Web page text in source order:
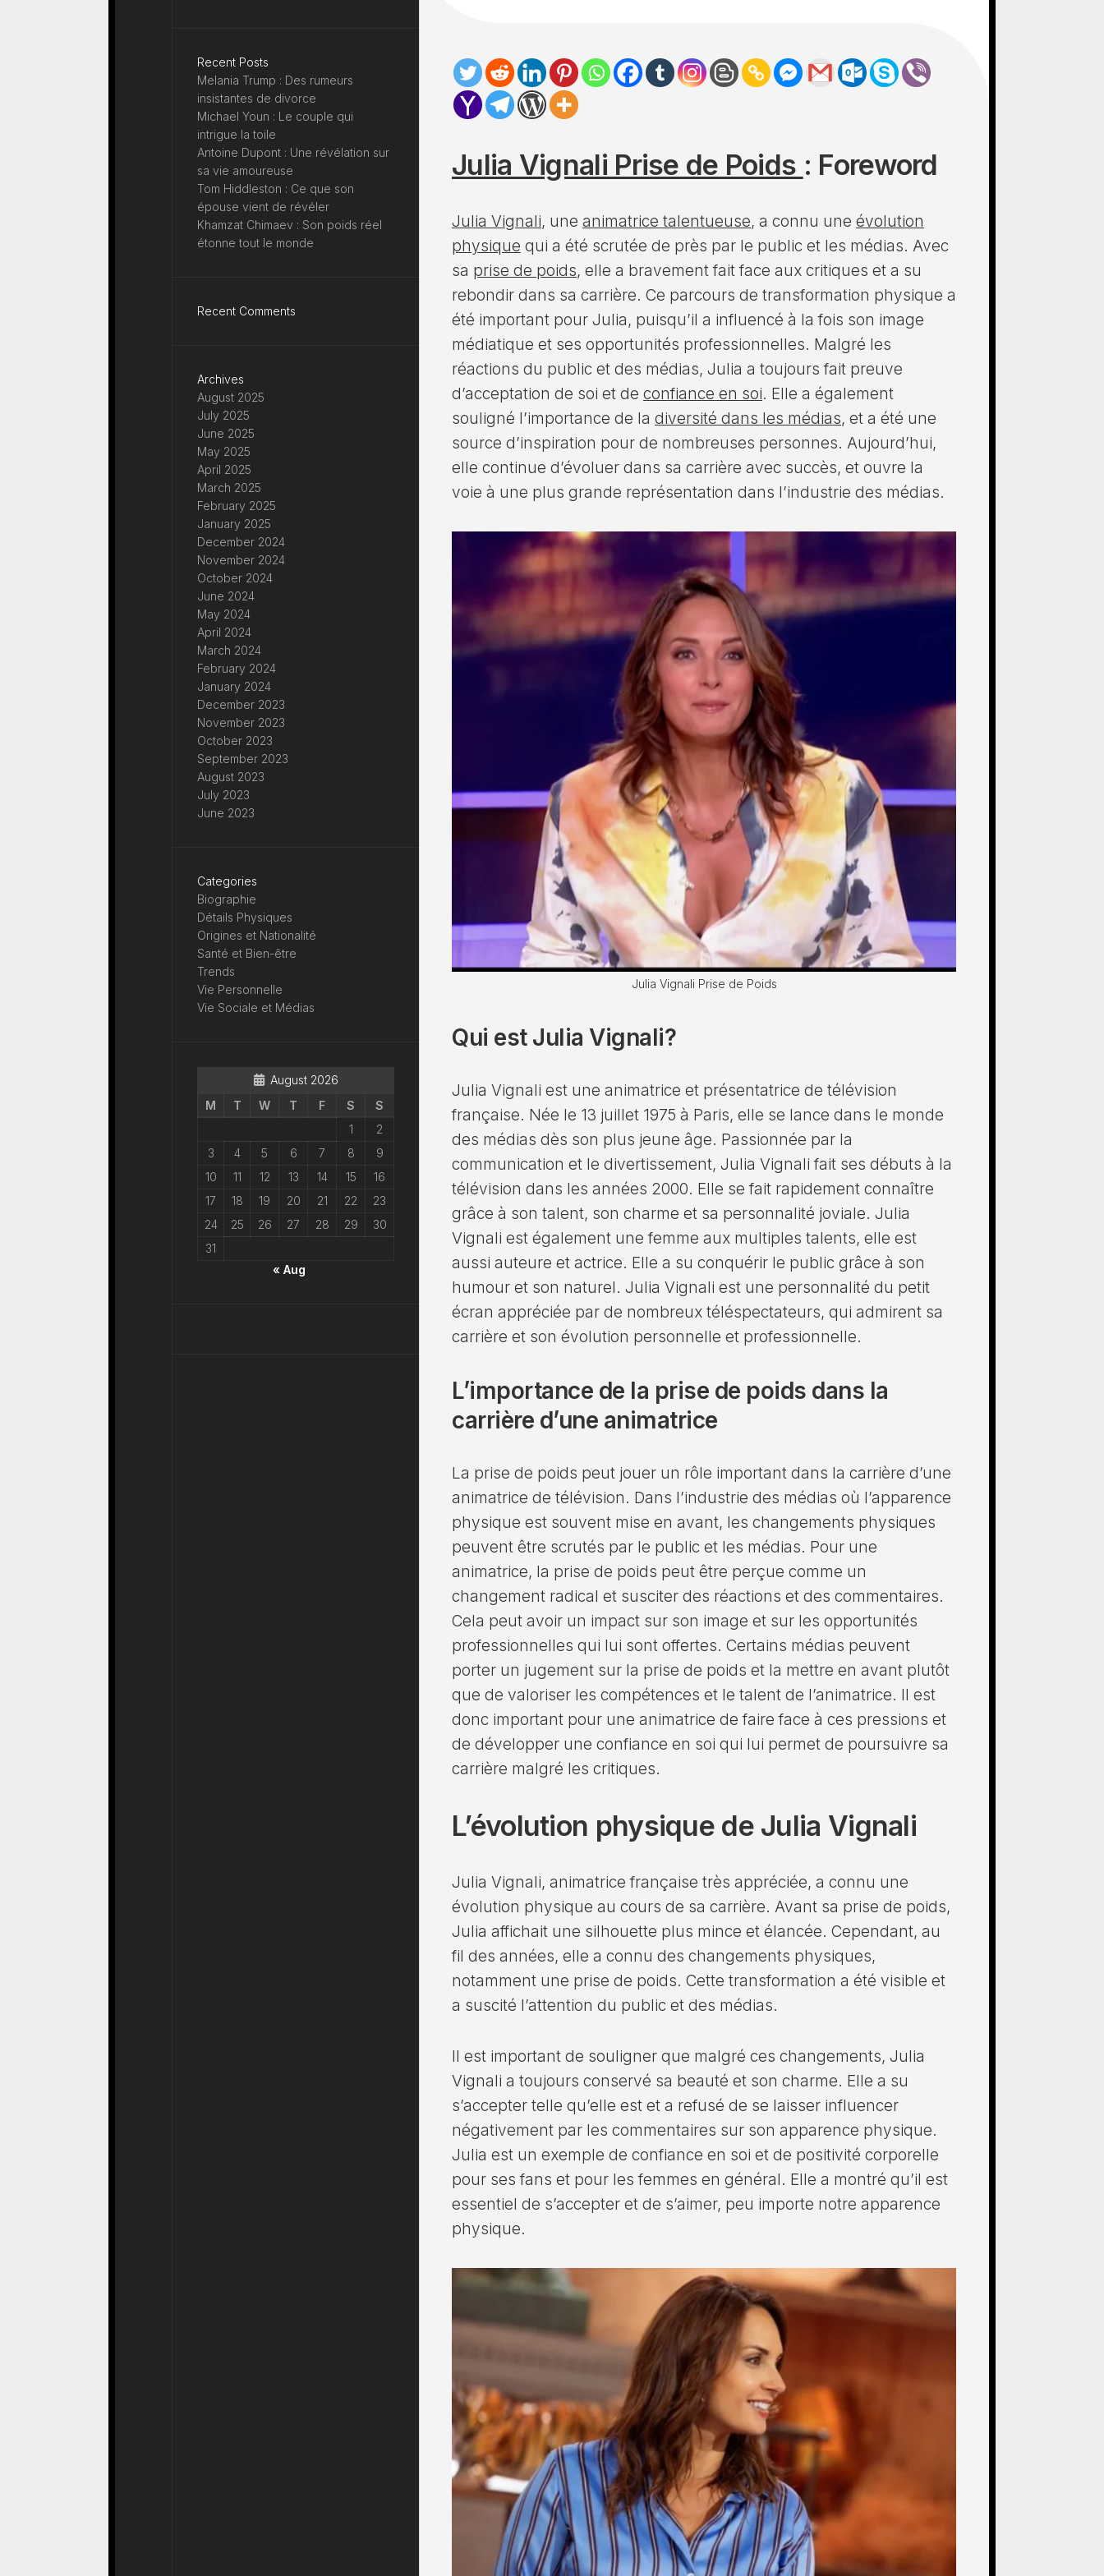
Julia Vignali Prise de Poids : Foreword
Julia Vignali, une animatrice talentueuse, a connu une évolution
physique qui a été scrutée de près par le public et les médias. Avec
sa prise de poids, elle a bravement fait face aux critiques et a su
rebondir dans sa carrière. Ce parcours de transformation physique a
été important pour Julia, puisqu’il a influencé à la fois son image
médiatique et ses opportunités professionnelles. Malgré les
réactions du public et des médias, Julia a toujours fait preuve
d’acceptation de soi et de confiance en soi. Elle a également
souligné l’importance de la diversité dans les médias, et a été une
source d’inspiration pour de nombreuses personnes. Aujourd’hui,
elle continue d’évoluer dans sa carrière avec succès, et ouvre la
voie à une plus grande représentation dans l’industrie des médias.
Julia Vignali Prise de Poids
Qui est Julia Vignali?
Julia Vignali est une animatrice et présentatrice de télévision
française. Née le 13 juillet 1975 à Paris, elle se lance dans le monde
des médias dès son plus jeune âge. Passionnée par la
communication et le divertissement, Julia Vignali fait ses débuts à la
télévision dans les années 2000. Elle se fait rapidement connaître
grâce à son talent, son charme et sa personnalité joviale. Julia
Vignali est également une femme aux multiples talents, elle est
aussi auteure et actrice. Elle a su conquérir le public grâce à son
humour et son naturel. Julia Vignali est une personnalité du petit
écran appréciée par de nombreux téléspectateurs, qui admirent sa
carrière et son évolution personnelle et professionnelle.
L’importance de la prise de poids dans la
carrière d’une animatrice
La prise de poids peut jouer un rôle important dans la carrière d’une
animatrice de télévision. Dans l’industrie des médias où l’apparence
physique est souvent mise en avant, les changements physiques
peuvent être scrutés par le public et les médias. Pour une
animatrice, la prise de poids peut être perçue comme un
changement radical et susciter des réactions et des commentaires.
Cela peut avoir un impact sur son image et sur les opportunités
professionnelles qui lui sont offertes. Certains médias peuvent
porter un jugement sur la prise de poids et la mettre en avant plutôt
que de valoriser les compétences et le talent de l’animatrice. Il est
donc important pour une animatrice de faire face à ces pressions et
de développer une confiance en soi qui lui permet de poursuivre sa
carrière malgré les critiques.
L’évolution physique de Julia Vignali
Julia Vignali, animatrice française très appréciée, a connu une
évolution physique au cours de sa carrière. Avant sa prise de poids,
Julia affichait une silhouette plus mince et élancée. Cependant, au
fil des années, elle a connu des changements physiques,
notamment une prise de poids. Cette transformation a été visible et
a suscité l’attention du public et des médias.
Il est important de souligner que malgré ces changements, Julia
Vignali a toujours conservé sa beauté et son charme. Elle a su
s’accepter telle qu’elle est et a refusé de se laisser influencer
négativement par les commentaires sur son apparence physique.
Julia est un exemple de confiance en soi et de positivité corporelle
pour ses fans et pour les femmes en général. Elle a montré qu’il est
essentiel de s’accepter et de s’aimer, peu importe notre apparence
physique.
Recent Posts
Melania Trump : Des rumeurs
insistantes de divorce
Michael Youn : Le couple qui
intrigue la toile
Antoine Dupont : Une révélation sur
sa vie amoureuse
Tom Hiddleston : Ce que son
épouse vient de révéler
Khamzat Chimaev : Son poids réel
étonne tout le monde
Recent Comments
Archives
August 2025
July 2025
June 2025
May 2025
April 2025
March 2025
February 2025
January 2025
December 2024
November 2024
October 2024
June 2024
May 2024
April 2024
March 2024
February 2024
January 2024
December 2023
November 2023
October 2023
September 2023
August 2023
July 2023
June 2023
Categories
Biographie
Détails Physiques
Origines et Nationalité
Santé et Bien-être
Trends
Vie Personnelle
Vie Sociale et Médias
August 2026
M
T W T F S
S
1
2
3
4 5 6 7 8
9
10
11 12 13 14 15
16
17
18 19 20 21 22
23
24
25 26 27 28 29
30
31
« Aug